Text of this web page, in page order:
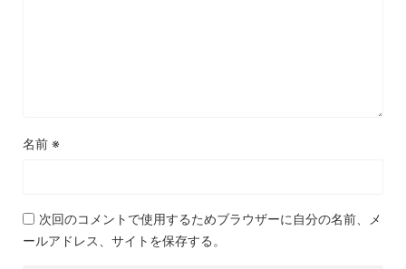
名前 ※
次回のコメントで使用するためブラウザーに自分の名前、メ
ールアドレス、サイトを保存する。